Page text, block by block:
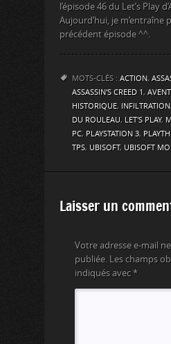
l’épisode 46 du Let’s Play
Aujourd’hui, je m’entraîne
précédent épisode ^^.
MOTS-CLÉS : ACTION,
ASSASSIN'S CREED 1,
HISTORIQUE, INFILTRATION
DU ROULEAU, LET'S PLAY,
PC, PLAYSTATION 3,
TPS, UBISOFT, UBISOFT
Laisser un
Votre adresse e-mail
publiée.
Les champs
indiqués avec *